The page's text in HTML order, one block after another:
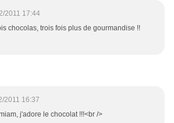
2011 17:44
chocolas, trois fois plus de gourmandise !!
2011 16:37
j'adore le chocolat !!!<br />